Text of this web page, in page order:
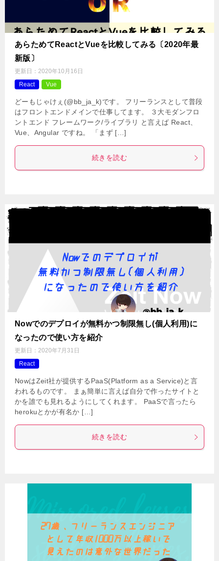
あらためてReactとVueを比較してみる〔2020年最
新版〕
更新日： 2020年10月16日
React
Vue
どーもじゃけぇ(@bb_ja_k)です。 フリーランスとして普段
はフロントエンドメインで仕事してます。 ３大モダンフロ
ントエンド フレームワーク/ライブラリ と言えば React、
Vue、Angular ですね。 「まず […]
続きを読む
Nowでのデプロイが無料かつ制限無し(個人利用)に
なったので使い方を紹介
更新日： 2020年7月31日
React
NowはZeit社が提供するPaaS(Platform as a Service)と言
われるものです。 まぁ簡単に言えば自分で作ったサイトと
かを誰でも見れるようにしてくれます。 PaaSで言ったら
herokuとかが有名か […]
続きを読む